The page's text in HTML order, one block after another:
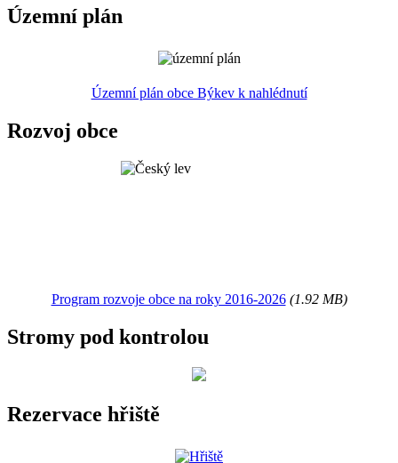
Územní plán
Územní plán obce Býkev k nahlédnutí
Rozvoj obce
Program rozvoje obce na roky 2016-2026(1.92 MB)
Stromy pod kontrolou
Rezervace hřiště